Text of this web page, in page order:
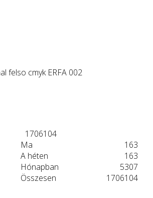
1706104
Ma
163
A héten
163
Hónapban
5307
Összesen
1706104